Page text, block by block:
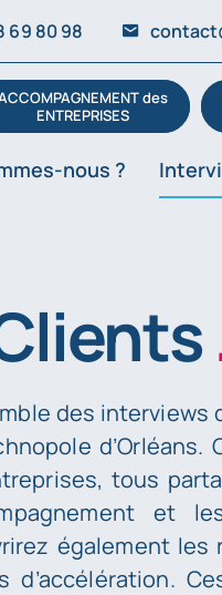
69 80 98
des
ENTREPRISES
nous ?
des
d’Orléans.
tous
et
également les
d’accélération.